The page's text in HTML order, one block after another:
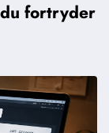
fortryder